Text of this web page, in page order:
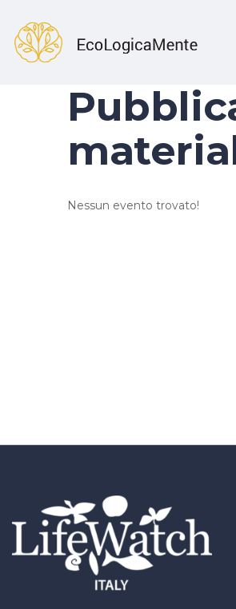
Nessun evento trovato!